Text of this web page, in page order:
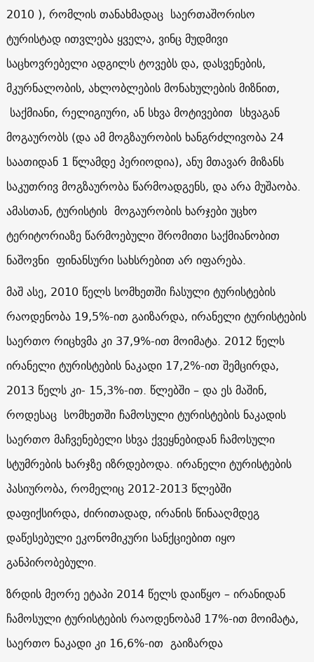
2010 ), რომლის თანახმადაც საერთაშორისო
ტურისტად ითვლება ყველა, ვინც მუდმივი
საცხოვრებელი ადგილს ტოვებს და, დასვენების,
მკურნალობის, ახლობლების მონახულების მიზნით,
საქმიანი, რელიგიური, ან სხვა მოტივებით სხვაგან
მოგაურობს (და ამ მოგზაურობის ხანგრძლივობა 24
საათიდან 1 წლამდე პერიოდია), ანუ მთავარ მიზანს
საკუთრივ მოგზაურობა წარმოადგენს, და არა მუშაობა.
ამასთან, ტურისტის მოგაურობის ხარჯები უცხო
ტერიტორიაზე წარმოებული შრომითი საქმიანობით
ნაშოვნი ფინანსური სახსრებით არ იფარება.
მაშ ასე, 2010 წელს სომხეთში ჩასული ტურისტების
რაოდენობა 19,5%-ით გაიზარდა, ირანელი ტურისტების
საერთო რიცხვმა კი 37,9%-ით მოიმატა. 2012 წელს
ირანელი ტურისტების ნაკადი 17,2%-ით შემცირდა,
2013 წელს კი- 15,3%-ით. წლებში – და ეს მაშინ,
როდესაც სომხეთში ჩამოსული ტურისტების ნაკადის
საერთო მაჩვენებელი სხვა ქვეყნებიდან ჩამოსული
სტუმრების ხარჯზე იზრდებოდა. ირანელი ტურისტების
პასიურობა, რომელიც 2012-2013 წლებში
დაფიქსირდა, ძირითადად, ირანის წინააღმდეგ
დაწესებული ეკონომიკური სანქციებით იყო
განპირობებული.
ზრდის მეორე ეტაპი 2014 წელს დაიწყო – ირანიდან
ჩამოსული ტურისტების რაოდენობამ 17%-ით მოიმატა,
საერთო ნაკადი კი 16,6%-ით გაიზარდა